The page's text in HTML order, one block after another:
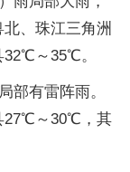
、珠江三角洲
～35℃。
部有雷阵雨。
27℃～30℃，其